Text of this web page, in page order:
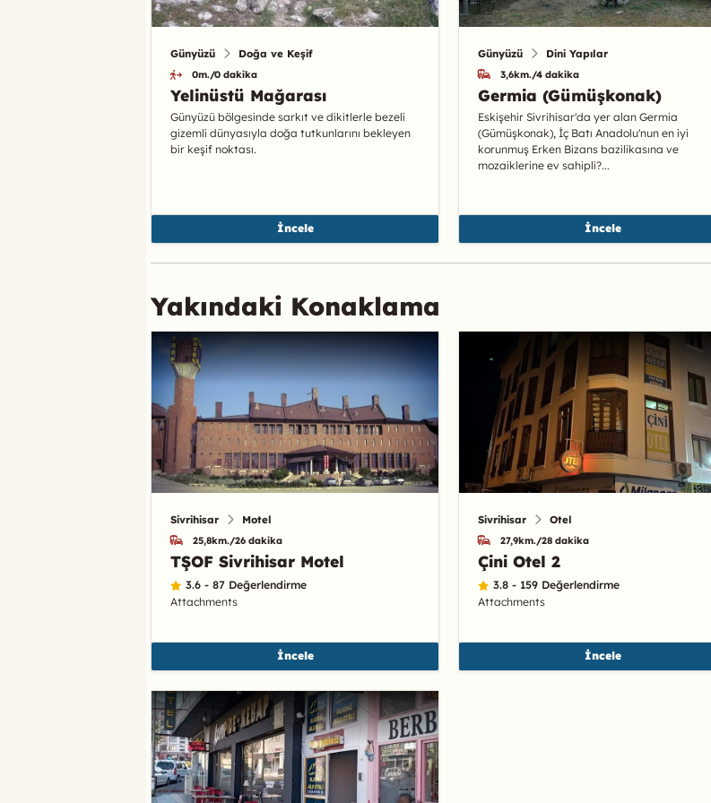
Günyüzü Doğa ve Keşif
0m./0 dakika
Yelinüstü Mağarası
Günyüzü bölgesinde sarkıt ve dikitlerle bezeli
gizemli dünyasıyla doğa tutkunlarını bekleyen
bir keşif noktası.
İncele
Günyüzü Dini Yapılar
3,6km./4 dakika
Germia (Gümüşkonak)
Eskişehir Sivrihisar'da yer alan Germia
(Gümüşkonak), İç Batı Anadolu'nun en iyi
korunmuş Erken Bizans bazilikasına ve
mozaiklerine ev sahipli?...
İncele
Yakındaki Konaklama
Sivrihisar Motel
25,8km./26 dakika
TŞOF Sivrihisar Motel
3.6 - 87 Değerlendirme
Attachments
İncele
Sivrihisar Otel
27,9km./28 dakika
Çini Otel 2
3.8 - 159 Değerlendirme
Attachments
İncele